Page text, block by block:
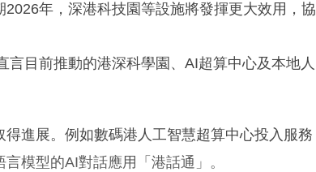
年，深港科技園等設施將發揮更大效用，協
目前推動的港深科學園、AI超算中心及本地人
進展。例如數碼港人工智慧超算中心投入服務
模型的AI對話應用「港話通」。